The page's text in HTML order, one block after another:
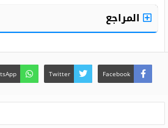
المراجع
Facebook
Twitter